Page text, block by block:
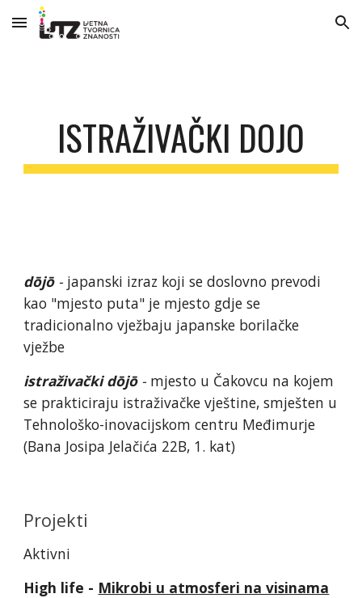
Skip to main content Skip to navigation
ISTRAŽIVAČKI DOJO
dōjō- japanski izraz koji se doslovno prevodi
kao "mjesto puta" je mjesto gdje se
tradicionalno vježbaju japanske borilačke
vježbe
istraživački dōjō- mjesto u Čakovcu na kojem
se prakticiraju istraživačke vještine, smješten u
Tehnološko-inovacijskom centru Međimurje
(Bana Josipa Jelačića 22B, 1. kat)
Projekti
Aktivni
High life - Mikrobi u atmosferi na visinama